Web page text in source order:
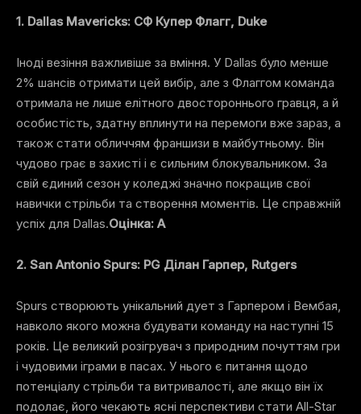
1. Dallas Mavericks: СФ Купер Флагг, Duke
Іноді везіння важливіше за вміння. У Dallas було менше
2% шансів отримати цей вибір, але з Флаггом команда
отримала не лише елітного двостороннього гравця, а й
особистість, здатну вплинути на перемоги вже зараз, а
також стати обличчям франшизи в майбутньому. Він
чудово грає в захисті і є сильним блокувальником. За
свій єдиний сезон у коледжі значно покращив свої
навички стрільби та створення моментів. Це справжній
успіх для Dallas.Оцінка: A
2. San Antonio Spurs: PG Ділан Гарпер, Rutgers
Spurs створюють унікальний дует з Гарпером і Вембая,
навколо якого можна будувати команду на наступні 15
років. Це великий розігрувач з природним почуттям гри
і чудовими іграми в пасах. У нього є питання щодо
потенціалу стрільби та витривалості, але якщо він їх
подолає, його чекають ясні перспективи стати All-Star